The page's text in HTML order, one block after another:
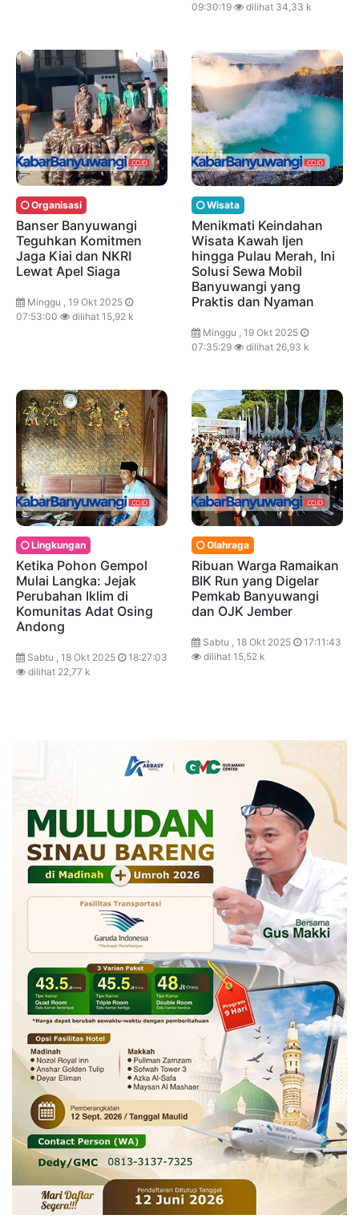
09:30:19
dilihat 34,33 k
Organisasi
Banser Banyuwangi
Teguhkan Komitmen
Jaga Kiai dan NKRI
Lewat Apel Siaga
Minggu , 19 Okt 2025
07:53:00
dilihat 15,92 k
Wisata
Menikmati Keindahan
Wisata Kawah Ijen
hingga Pulau Merah, Ini
Solusi Sewa Mobil
Banyuwangi yang
Praktis dan Nyaman
Minggu , 19 Okt 2025
07:35:29
dilihat 26,93 k
Lingkungan
Ketika Pohon Gempol
Mulai Langka: Jejak
Perubahan Iklim di
Komunitas Adat Osing
Andong
Sabtu , 18 Okt 2025
18:27:03
dilihat 22,77 k
Olahraga
Ribuan Warga Ramaikan
BIK Run yang Digelar
Pemkab Banyuwangi
dan OJK Jember
Sabtu , 18 Okt 2025
17:11:43
dilihat 15,52 k